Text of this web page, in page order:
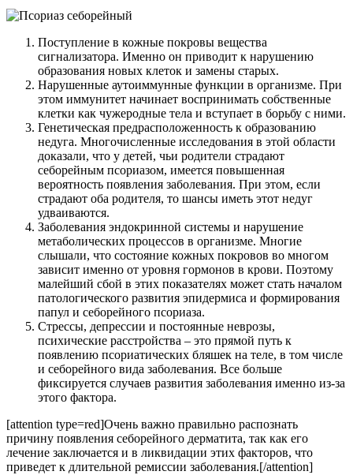
Поступление в кожные покровы вещества
сигнализатора. Именно он приводит к нарушению
образования новых клеток и замены старых.
Нарушенные аутоиммунные функции в организме. При
этом иммунитет начинает воспринимать собственные
клетки как чужеродные тела и вступает в борьбу с ними.
Генетическая предрасположенность к образованию
недуга. Многочисленные исследования в этой области
доказали, что у детей, чьи родители страдают
себорейным псориазом, имеется повышенная
вероятность появления заболевания. При этом, если
страдают оба родителя, то шансы иметь этот недуг
удваиваются.
Заболевания эндокринной системы и нарушение
метаболических процессов в организме. Многие
слышали, что состояние кожных покровов во многом
зависит именно от уровня гормонов в крови. Поэтому
малейший сбой в этих показателях может стать началом
патологического развития эпидермиса и формирования
папул и себорейного псориаза.
Стрессы, депрессии и постоянные неврозы,
психические расстройства – это прямой путь к
появлению псориатических бляшек на теле, в том числе
и себорейного вида заболевания. Все больше
фиксируется случаев развития заболевания именно из-за
этого фактора.
[attention type=red]Очень важно правильно распознать
причину появления себорейного дерматита, так как его
лечение заключается и в ликвидации этих факторов, что
приведет к длительной ремиссии заболевания.[/attention]